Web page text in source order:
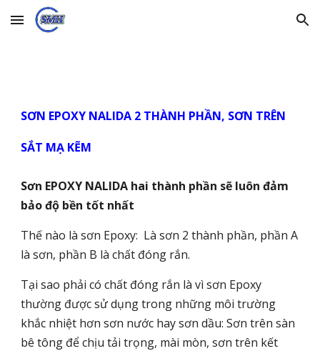
Skip to main content Skip to navigation
SƠN EPOXY NALIDA 2 THÀNH PHẦN, SƠN TRÊN
SẮT MẠ KẼM
Sơn EPOXY NALIDA hai thành phần sẽ luôn đảm
bảo độ bền tốt nhất
Thế nào là sơn Epoxy: Là sơn 2 thành phần, phần A
là sơn, phần B là chất đóng rắn.
Tại sao phải có chất đóng rắn là vì sơn Epoxy
thường được sử dụng trong những môi trường
khắc nhiệt hơn sơn nước hay sơn dầu: Sơn trên sàn
bê tông để chịu tải trọng, mài mòn, sơn trên kết